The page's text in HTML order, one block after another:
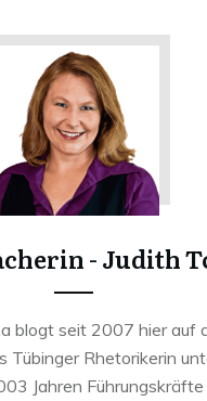
- Judith
blogt seit 2007 hier auf
Tübinger Rhetorikerin
Jahren Führungskräfte